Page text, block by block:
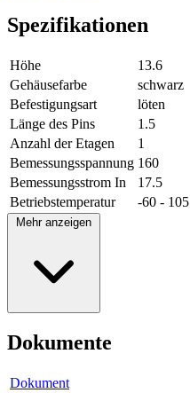
Spezifikationen
Höhe
13.6
Gehäusefarbe
schwarz
Befestigungsart
löten
Länge des Pins
1.5
Anzahl der Etagen
1
Bemessungsspannung 160
Bemessungsstrom In
17.5
Betriebstemperatur
-60 - 105
Mehr anzeigen
Dokumente
Dokument